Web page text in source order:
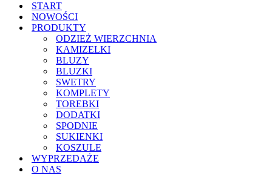
START
NOWOŚCI
PRODUKTY
ODZIEŻ WIERZCHNIA
KAMIZELKI
BLUZY
BLUZKI
SWETRY
KOMPLETY
TOREBKI
DODATKI
SPODNIE
SUKIENKI
KOSZULE
WYPRZEDAŻE
O NAS